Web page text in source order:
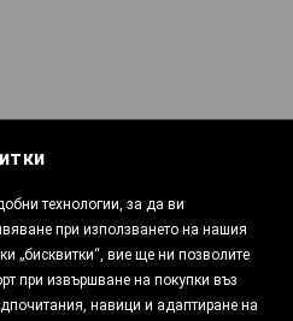
технологии, за да ви
при използването на нашия
„бисквитки“, вие ще ни позволите
при извършване на покупки въз
навици и адаптиране на